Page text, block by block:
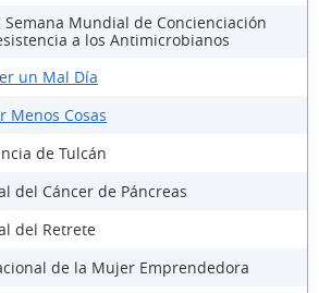
Semana Mundial de Concienciación
a los Antimicrobianos
un Mal Día
Menos Cosas
de Tulcán
del Cáncer de Páncreas
del Retrete
de la Mujer Emprendedora